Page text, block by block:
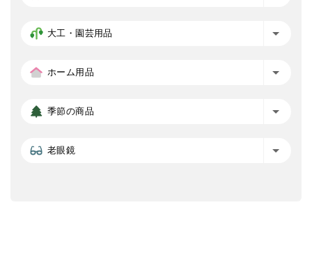
大工・園芸用品
ホーム用品
季節の商品
老眼鏡